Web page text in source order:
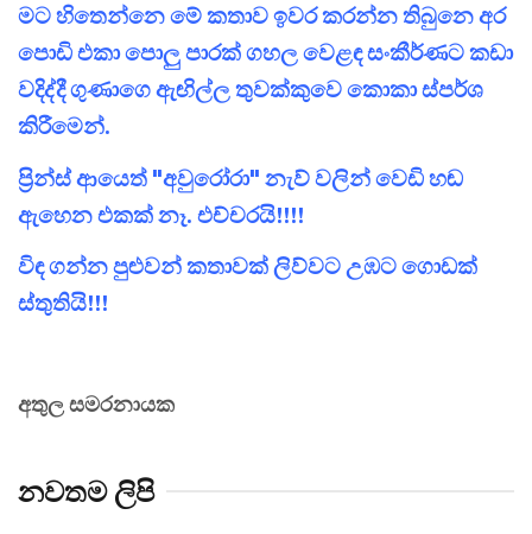
මට හිතෙන්නෙ මේ කතාව ඉවර කරන්න තිබුනෙ අර
පොඩි එකා පොලු පාරක් ගහල වෙළඳ සංකීර්ණට කඩා
වදිද්දී ගුණාගෙ ඇඟිල්ල තුවක්කුවෙ කොකා ස්පර්ශ
කිරීමෙන්.
ප්‍රින්ස් ආයෙත් "අවුරෝරා" නැව් වලින් වෙඩි හඬ
ඇහෙන එකක් නෑ. එච්චරයි!!!!
විඳ ගන්න පුළුවන් කතාවක් ලිව්වට උඹට ගොඩක්
ස්තුතියි!!!
අතුල සමරනායක
නවතම ලිපි